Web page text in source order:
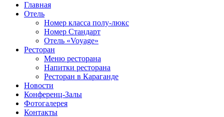
Главная
Отель
Номер класса полу-люкс
Номер Стандарт
Отель «Voyage»
Ресторан
Меню ресторана
Напитки ресторана
Ресторан в Караганде
Новости
Конференц-Залы
Фотогалерея
Контакты